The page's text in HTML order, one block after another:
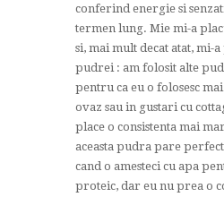
conferind energie si
termen lung. Mie mi-a
si, mai mult decat atat, mi-
pudrei : am folosit alte
pentru ca eu o folosesc
ovaz sau in gustari cu
place o consistenta mai
aceasta pudra pare
cand o amesteci cu apa
proteic, dar eu nu prea o